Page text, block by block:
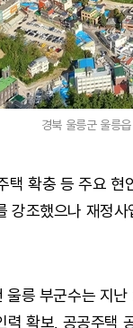
경북 울릉군 울릉
택 확충 등 주요
강조했으나 재정
릉 부군수는 지
확보, 공공주택